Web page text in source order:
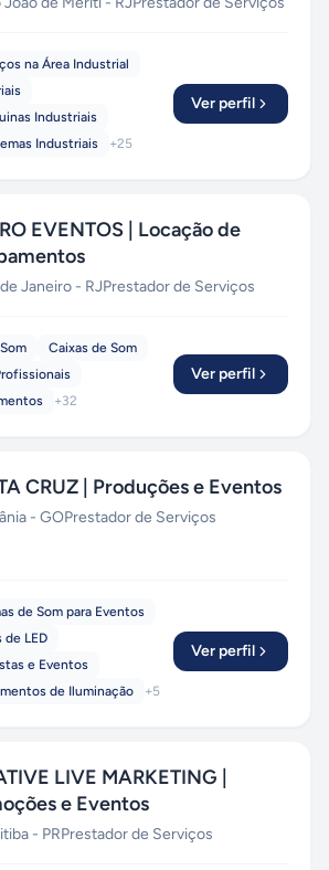
na Área Industrial
Industriais
Industriais
+25
Ver perfil
EVENTOS | Locação de
Janeiro - RJPrestador de Serviços
Caixas de Som
+32
Ver perfil
CRUZ | Produções e Eventos
- GOPrestador de Serviços
de Som para Eventos
de LED
e Eventos
de Iluminação
+5
Ver perfil
LIVE MARKETING |
e Eventos
- PRPrestador de Serviços